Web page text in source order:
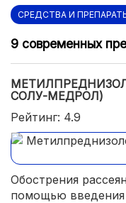
СРЕДСТВА И
9 современных
СОЛУ-МЕДРОЛ)
Рейтинг: 4.9
Обострения
помощью